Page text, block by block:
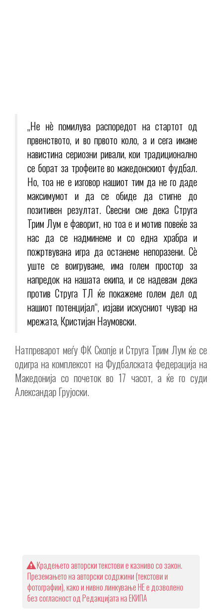
„Не нѐ помилува распоредот на стартот од
првенството, и во првото коло, а и сега имаме
навистина сериозни ривали, кои традиционално
се борат за трофеите во македонскиот фудбал.
Но, тоа не е изговор нашиот тим да не го даде
максимумот и да се обиде да стигне до
позитивен резултат. Свесни сме дека Струга
Трим Лум е фаворит, но тоа е и мотив повеќе за
нас да се надминеме и со една храбра и
пожртвувана игра да останеме непоразени. Сѐ
уште се воигруваме, има голем простор за
напредок на нашата екипа, и се надевам дека
против Струга ТЛ ќе покажеме голем дел од
нашиот потенцијал“, изјави искусниот чувар на
мрежата, Кристијан Наумовски.
Натпреварот меѓу ФК Скопје и Струга Трим Лум ќе се
одигра на комплексот на Фудбалската федерација на
Македонија со почеток во 17 часот, а ќе го суди
Александар Грујоски.
Крадењето авторски текстови е казниво со закон.
Преземањето на авторски содржини (текстови и
фотографии), како и нивно линкување НЕ е дозволено
без согласност од Редакцијата на ЕКИПА